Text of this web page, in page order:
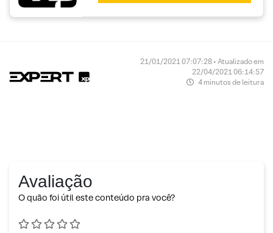
21/01/2021 07:07:28 • Atualizado em
22/04/2021 06:14:57
4 minutos de leitura
Avaliação
O quão foi útil este conteúdo pra você?